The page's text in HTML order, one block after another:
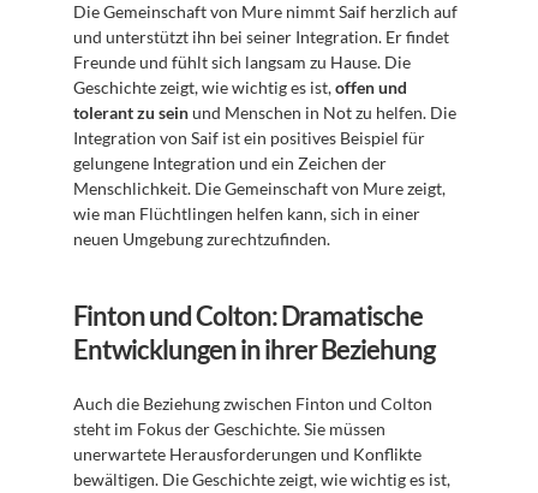
Die Gemeinschaft von Mure nimmt Saif herzlich auf
und unterstützt ihn bei seiner Integration. Er findet
Freunde und fühlt sich langsam zu Hause. Die
Geschichte zeigt, wie wichtig es ist, offen und
tolerant zu sein und Menschen in Not zu helfen. Die
Integration von Saif ist ein positives Beispiel für
gelungene Integration und ein Zeichen der
Menschlichkeit. Die Gemeinschaft von Mure zeigt,
wie man Flüchtlingen helfen kann, sich in einer
neuen Umgebung zurechtzufinden.
Finton und Colton: Dramatische
Entwicklungen in ihrer Beziehung
Auch die Beziehung zwischen Finton und Colton
steht im Fokus der Geschichte. Sie müssen
unerwartete Herausforderungen und Konflikte